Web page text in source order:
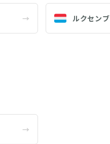
→ ルクセン
→